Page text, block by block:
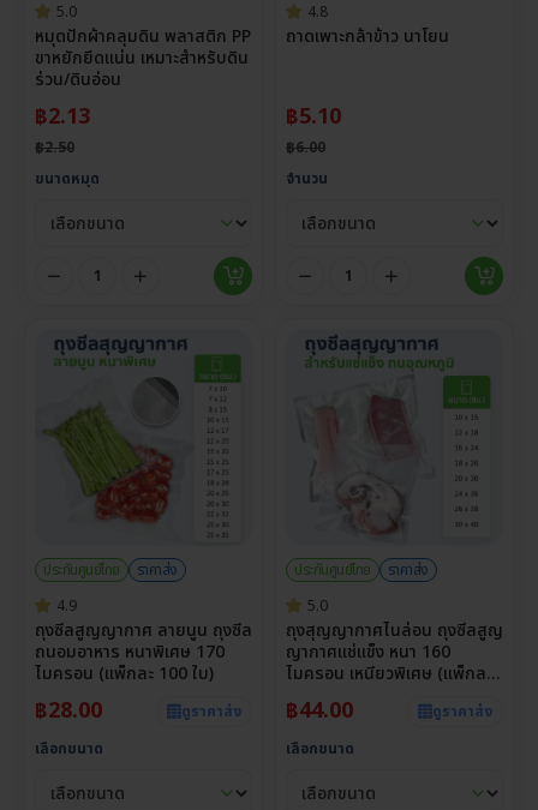
5.0
หมุดปักผ้าคลุมดิน พลาสติก PP
ขาหยักยึดแน่น เหมาะสำหรับดิน
ร่วน/ดินอ่อน
฿2.13
฿2.50
ขนาดหมุด
4.8
ถาดเพาะกล้าข้าว นาโยน
฿5.10
฿6.00
จำนวน
ประกันศูนย์ไทย
ราคาส่ง
4.9
ถุงซีลสูญญากาศ ลายนูน ถุงซีล
ถนอมอาหาร หนาพิเศษ 170
ไมครอน (แพ็กละ 100 ใบ)
฿28.00
ดูราคาส่ง
เลือกขนาด
ประกันศูนย์ไทย
ราคาส่ง
5.0
ถุงสุญญากาศไนล่อน ถุงซีลสูญ
ญากาศแช่แข็ง หนา 160
ไมครอน เหนียวพิเศษ (แพ็กละ
฿44.00
ดูราคาส่ง
เลือกขนาด